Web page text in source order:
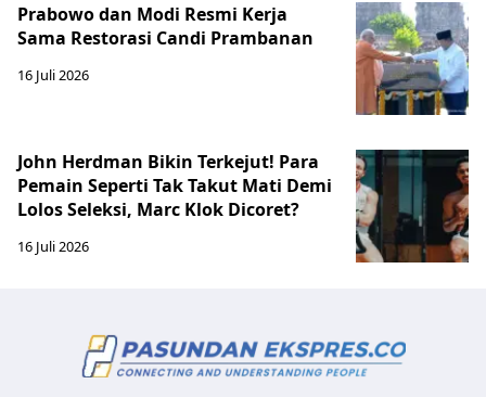
Prabowo dan Modi Resmi Kerja
Sama Restorasi Candi Prambanan
16 Juli 2026
John Herdman Bikin Terkejut! Para
Pemain Seperti Tak Takut Mati Demi
Lolos Seleksi, Marc Klok Dicoret?
16 Juli 2026